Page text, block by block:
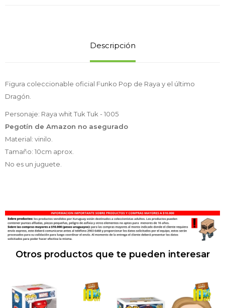
Descripción
Figura coleccionable oficial Funko Pop de Raya y el último
Dragón.
Personaje: Raya whit Tuk Tuk - 1005
Pegotín de Amazon no asegurado
Material: vinilo.
Tamaño: 10cm aprox.
No es un juguete.
Otros productos que te pueden interesar